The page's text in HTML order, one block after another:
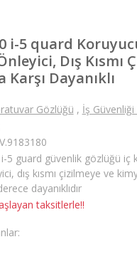
i-5 quard
Dış Kısmı
Dayanıklı
Gözlüğü , İş
5 guard güvenlik gözlüğü iç
dış kısmı çizilmeye ve
dayanıklıdır
taksitlerle!!